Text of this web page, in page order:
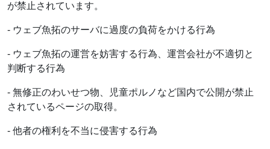
が禁止されています。
- ウェブ魚拓のサーバに過度の負荷をかける行為
- ウェブ魚拓の運営を妨害する行為、運営会社が不適切と
判断する行為
- 無修正のわいせつ物、児童ポルノなど国内で公開が禁止
されているページの取得。
- 他者の権利を不当に侵害する行為